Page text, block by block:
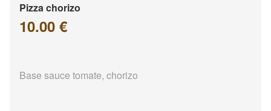
Pizza chorizo
10.00 €
Base sauce tomate, chorizo